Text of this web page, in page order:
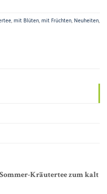
,mit Blüten,mit Früchten,Neuheiten,
Kräutertee zum kalt